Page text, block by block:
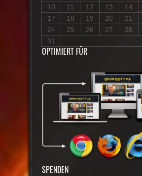
10
11 12 13 14
17
18 19 20 21
24
25 26 27 28
31
OPTIMIERT FÜR
SPENDEN